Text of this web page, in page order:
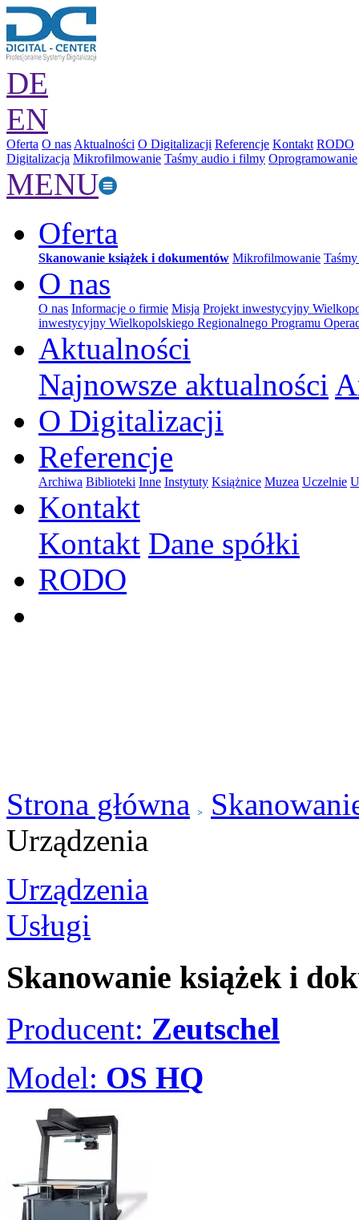
DE
EN
Oferta O nas Aktualności O Digitalizacji Referencje Kontakt RODO
Digitalizacja Mikrofilmowanie Taśmy audio i filmy Oprogramowanie
MENU
Oferta
Skanowanie książek i dokumentów Mikrofilmowanie
O nas
O nas Informacje o firmie Misja Projekt inwestycyjny
inwestycyjny Wielkopolskiego Regionalnego Programu
Aktualności
Najnowsze aktualności
O Digitalizacji
Referencje
Archiwa Biblioteki Inne Instytuty Książnice Muzea Uczelnie
Kontakt
Kontakt Dane spółki
RODO
Strona główna
Urządzenia
Urządzenia
Usługi
Skanowanie książek i
Producent: Zeutschel
Model: OS HQ